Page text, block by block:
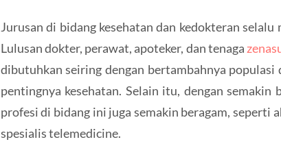
Jurusan di bidang kesehatan dan kedokteran
Lulusan dokter, perawat, apoteker, dan tenaga
dibutuhkan seiring dengan bertambahnya populasi
pentingnya kesehatan. Selain itu, dengan semakin
profesi di bidang ini juga semakin beragam, seperti
spesialis telemedicine.